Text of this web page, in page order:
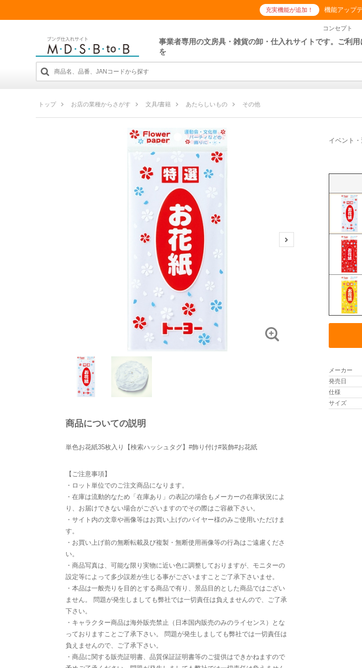
充実機能が追加！ 機能アップ
コンセプト
事業者専用の文房具・雑貨の卸・仕入れサイトです。ご利
を
トップ お店の業種からさがす 文具/書籍 あたらしいもの その他
商品についての説明
単色お花紙35枚入り【検索ハッシュタグ】#飾り付け#装飾#お花紙
【ご注意事項】
・ロット単位でのご注文商品になります。
・在庫は流動的なため「在庫あり」の表記の場合もメーカーの在庫状況によ
り、お届けできない場合がございますのでその際はご容赦下さい。
・サイト内の文章や画像等はお買い上げのバイヤー様のみご使用いただけま
す。
・お買い上げ前の無断転載及び複製・無断使用画像等の行為はご遠慮くださ
い。
・商品写真は、可能な限り実物に近い色に調整しておりますが、モニターの
設定等によって多少誤差が生じる事がございますことご了承下さいませ。
・本品は一般売りを目的とする商品で有り、景品目的とした商品ではござい
ません。 問題が発生しましても弊社では一切責任は負えませんので、ご了承
下さい。
・キャラクター商品は海外販売禁止（日本国内販売のみのライセンス）とな
っておりますことご了承下さい。 問題が発生しましても弊社では一切責任は
負えませんので、ご了承下さい。
・商品に関する販売証明書、品質保証証明書等のご提供はできかねますので
イベント
メーカー
発売日
仕様
サイズ